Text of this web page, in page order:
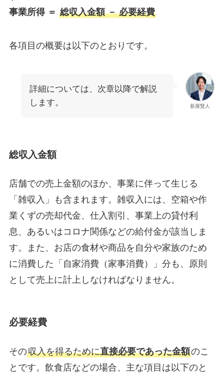
事業所得 ＝ 総収入金額 － 必要経費
各項目の概要は以下のとおりです。
新屋賢人
詳細については、次章以降で解説
します。
総収入金額
店舗での売上金額のほか、事業に伴って生じる
「雑収入」も含まれます。雑収入には、空箱や作
業くずの売却代金、仕入割引、事業上の貸付利
息、あるいはコロナ関係などの給付金が該当しま
す。また、お店の食材や商品を自分や家族のため
に消費した「自家消費（家事消費）」分も、原則
として売上に計上しなければなりません。
必要経費
その収入を得るために直接必要であった金額のこ
とです。飲食店などの場合、主な項目は以下のと